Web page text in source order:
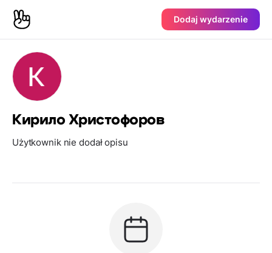
Dodaj wydarzenie
Кирило Христофоров
Użytkownik nie dodał opisu